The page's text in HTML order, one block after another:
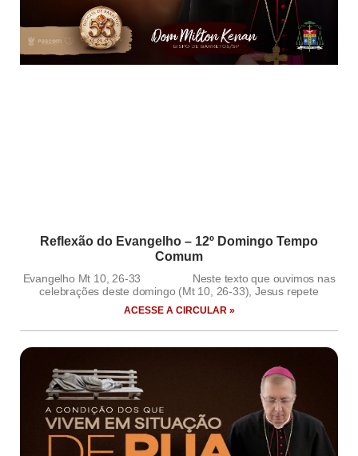
Reflexão do Evangelho – 12º Domingo Tempo
Comum
Evangelho Mt 10, 26-33 Neste texto que ouvimos nas
celebrações deste domingo (Mt 10, 26-33), Jesus repete
ACESSE A CIRCULAR »